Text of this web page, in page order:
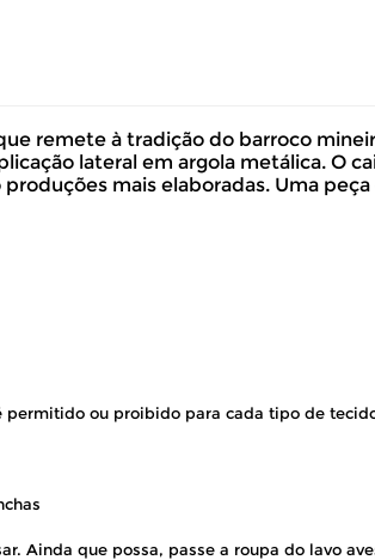
para solicitar a troca ou
remete à tradição do barroco
lateral em argola metálica. O
mais elaboradas. Uma peça
permitido ou proibido para cada tipo de
Ainda que possa, passe a roupa do lavo